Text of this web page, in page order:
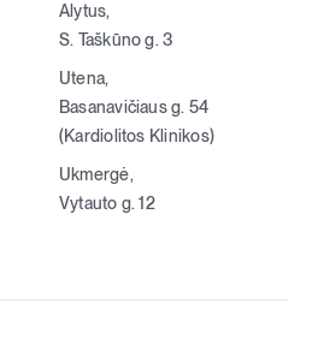
Alytus,
S. Taškūno g. 3
Utena,
Basanavičiaus g. 54
(Kardiolitos Klinikos)
Ukmergė,
Vytauto g. 12